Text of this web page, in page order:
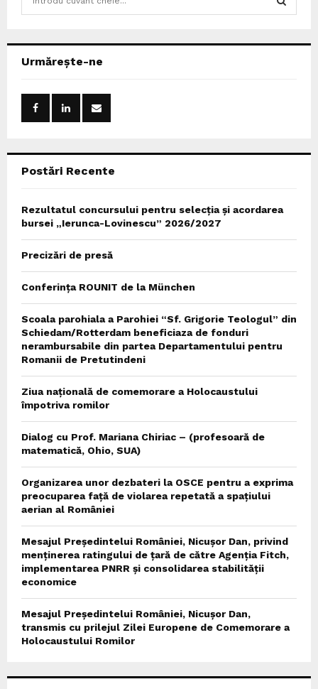
h
Urmărește-ne
Postări Recente
Rezultatul concursului pentru selecția și acordarea
bursei „Ierunca-Lovinescu” 2026/2027
Precizări de presă
Conferința ROUNIT de la München
Scoala parohiala a Parohiei “Sf. Grigorie Teologul” din
Schiedam/Rotterdam beneficiaza de fonduri
nerambursabile din partea Departamentului pentru
Romanii de Pretutindeni
Ziua națională de comemorare a Holocaustului
împotriva romilor
Dialog cu Prof. Mariana Chiriac – (profesoară de
matematică, Ohio, SUA)
Organizarea unor dezbateri la OSCE pentru a exprima
preocuparea față de violarea repetată a spațiului
aerian al României
Mesajul Președintelui României, Nicușor Dan, privind
menținerea ratingului de țară de către Agenția Fitch,
implementarea PNRR și consolidarea stabilității
economice
Mesajul Președintelui României, Nicușor Dan,
transmis cu prilejul Zilei Europene de Comemorare a
Holocaustului Romilor